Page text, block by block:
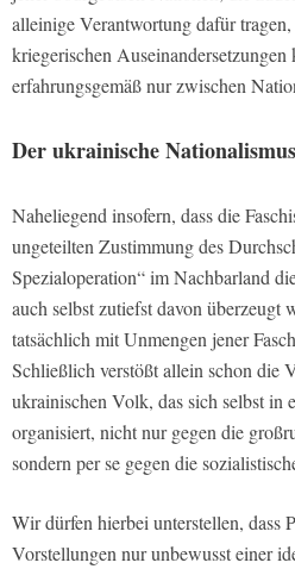
alleinige Verantwortung dafür tragen,
kriegerischen
erfahrungsgemäß nur zwischen
Der ukrainische
Naheliegend insofern, dass die
ungeteilten Zustimmung des
Spezialoperation“ im Nachbarland
auch selbst zutiefst davon überzeugt
tatsächlich mit Unmengen jener
Schließlich verstößt allein schon die
ukrainischen Volk, das sich selbst in
organisiert, nicht nur gegen die
sondern per se gegen die
Wir dürfen hierbei unterstellen, dass
Vorstellungen nur unbewusst einer